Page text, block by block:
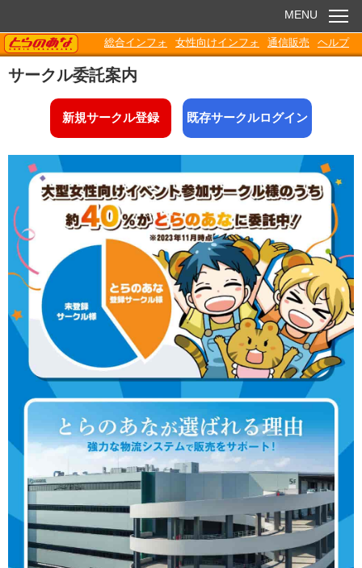
お知らせ
電子書籍
Q&A
各種ダウンロード
MENU
TORANOANA
総合インフォ 女性向けインフォ 通信販売 ヘルプ
サークル委託案内
新規サークル登録 既存サークルログイン